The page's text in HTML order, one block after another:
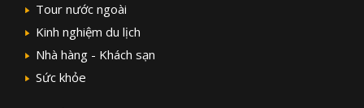
Tour nước ngoài
Kinh nghiệm du lịch
Nhà hàng - Khách sạn
Sức khỏe